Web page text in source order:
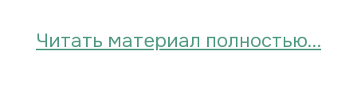
Читать материал полностью…